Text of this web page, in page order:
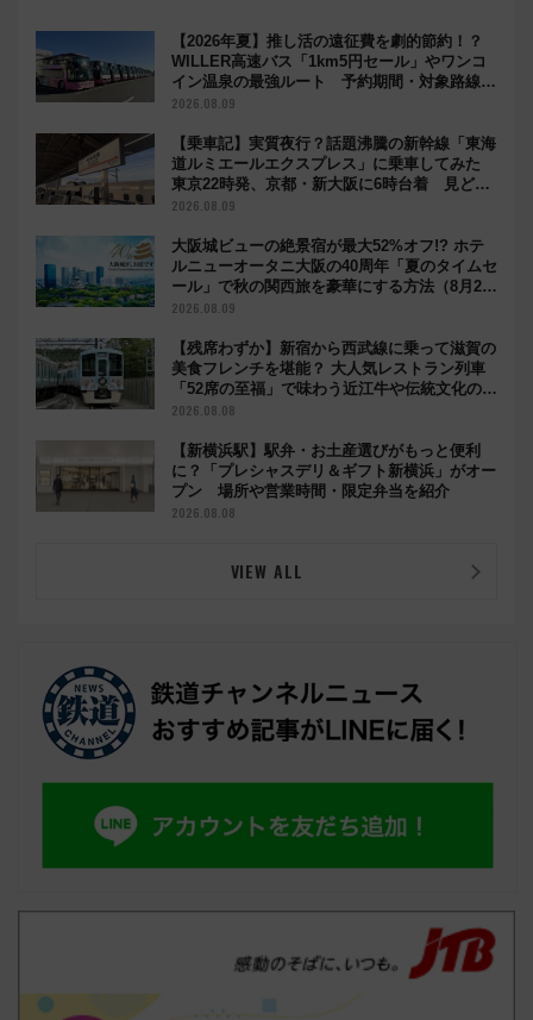
【2026年夏】推し活の遠征費を劇的節約！？
WILLER高速バス「1km5円セール」やワンコ
イン温泉の最強ルート 予約期間・対象路線ま
とめ
2026.08.09
【乗車記】実質夜行？話題沸騰の新幹線「東海
道ルミエールエクスプレス」に乗車してみた
東京22時発、京都・新大阪に6時台着 見どこ
ろは岐阜羽島の素晴らし過ぎる朝
2026.08.09
大阪城ビューの絶景宿が最大52%オフ!? ホテ
ルニューオータニ大阪の40周年「夏のタイムセ
ール」で秋の関西旅を豪華にする方法（8月20
日まで！）
2026.08.09
【残席わずか】新宿から西武線に乗って滋賀の
美食フレンチを堪能？ 大人気レストラン列車
「52席の至福」で味わう近江牛や伝統文化の特
別コラボ
2026.08.08
【新横浜駅】駅弁・お土産選びがもっと便利
に？「プレシャスデリ＆ギフト新横浜」がオー
プン 場所や営業時間・限定弁当を紹介
2026.08.08
VIEW ALL